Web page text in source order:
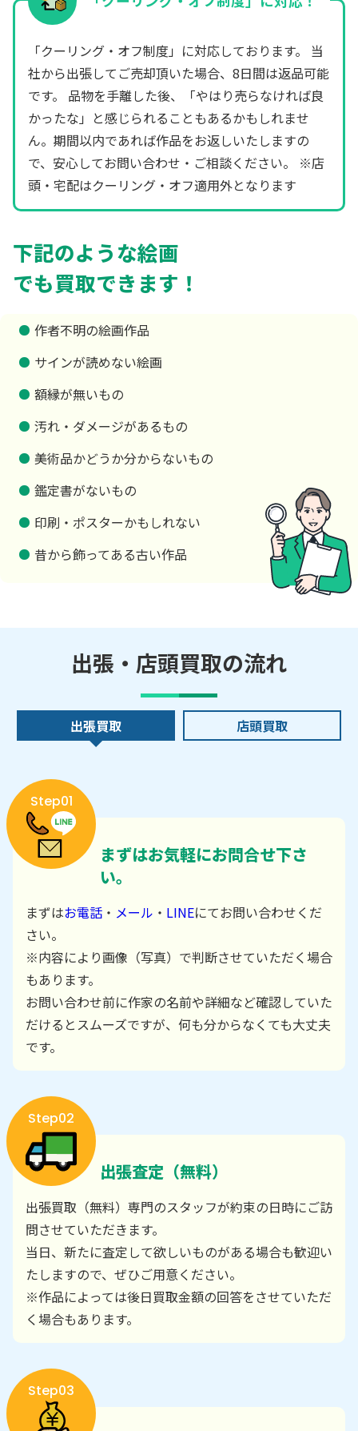
「クーリング・オフ制度」に対応しております。 当
社から出張してご売却頂いた場合、8日間は返品可能
です。 品物を手離した後、「やはり売らなければ良
かったな」と感じられることもあるかもしれませ
ん。期間以内であれば作品をお返しいたしますの
で、安心してお問い合わせ・ご相談ください。 ※店
頭・宅配はクーリング・オフ適用外となります
下記のような絵画
でも買取できます！
作者不明の絵画作品
サインが読めない絵画
額縁が無いもの
汚れ・ダメージがあるもの
美術品かどうか分からないもの
鑑定書がないもの
印刷・ポスターかもしれない
昔から飾ってある古い作品
出張・店頭買取の流れ
出張買取 店頭買取
Step01
まずはお気軽にお問合せ下さ
い。
まずはお電話 ・ メール ・ LINEにてお問い合わせくだ
さい。
※内容により画像（写真）で判断させていただく場合
もあります。
お問い合わせ前に作家の名前や詳細など確認していた
だけるとスムーズですが、何も分からなくても大丈夫
です。
Step02
出張査定（無料）
出張買取（無料）専門のスタッフが約束の日時にご訪
問させていただきます。
当日、新たに査定して欲しいものがある場合も歓迎い
たしますので、ぜひご用意ください。
※作品によっては後日買取金額の回答をさせていただ
く場合もあります。
Step03